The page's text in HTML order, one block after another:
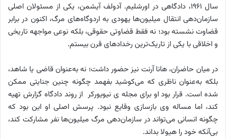
سال ۱۹۶۱، دادگاهی در اورشلیم. آدولف آیشمن، یکی از مسئولان اصلی
سازمان‌دهی انتقال میلیون‌ها یهودی به اردوگاه‌های مرگ، اکنون در برابر
قضاوت نشسته بود؛ نه فقط قضاوتی حقوقی، بلکه نوعی مواجهه تاریخی
و اخلاقی با یکی از تاریک‌ترین رخدادهای قرن بیستم.
در میان حاضران، هانا آرنت نیز حضور داشت؛ نه به‌عنوان قاضی یا شاهد،
بلکه به‌عنوان ناظری که می‌کوشید بفهمد چگونه چنین جنایتی ممکن
شده است. قرار بود او برای مجله ی نیویورکر از روند دادگاه گزارش تهیه
کند، اما مساله‌ وی بازسازی وقایع نبود. پرسش اصلی او این بود که
چگونه انسانی می‌تواند در سازمان‌دهی مرگ میلیون‌ها نفر مشارکت کند،
بی‌آنکه خود را هیولا بداند.